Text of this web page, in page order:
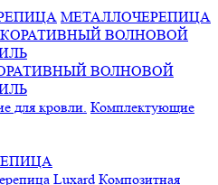
МЕТАЛЛОЧЕРЕПИЦА
ВОЛНОВОЙ
Комплектующие
Композитная